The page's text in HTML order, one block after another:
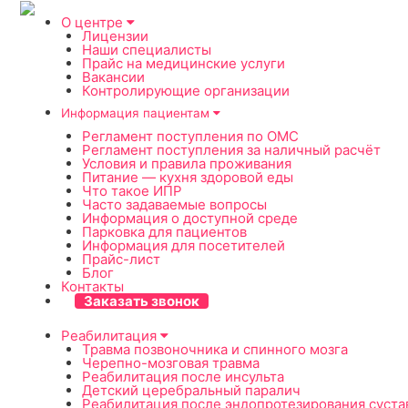
О центре
Лицензии
Наши специалисты
Прайс на медицинские услуги
Вакансии
Контролирующие организации
Информация пациентам
Регламент поступления по ОМС
Регламент поступления за наличный расчёт
Условия и правила проживания
Питание — кухня здоровой еды
Что такое ИПР
Часто задаваемые вопросы
Информация о доступной среде
Парковка для пациентов
Информация для посетителей
Прайс-лист
Блог
Контакты
Заказать звонок
Реабилитация
Травма позвоночника и спинного мозга
Черепно-мозговая травма
Реабилитация после инсульта
Детский церебральный паралич
Реабилитация после эндопротезирования